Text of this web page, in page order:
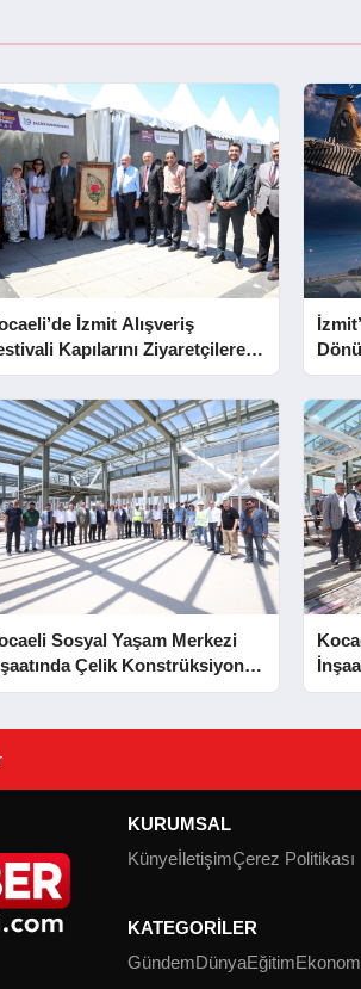
İzmit Alışveriş
Kapılarını Ziyaretçilere
Sosyal Yaşam Merkezi
Çelik Konstrüksiyon
Tamamlandı
KURUMSAL
KünyeİletişimÇerez Politikası
KATEGORİLER
GündemDünyaEğitim